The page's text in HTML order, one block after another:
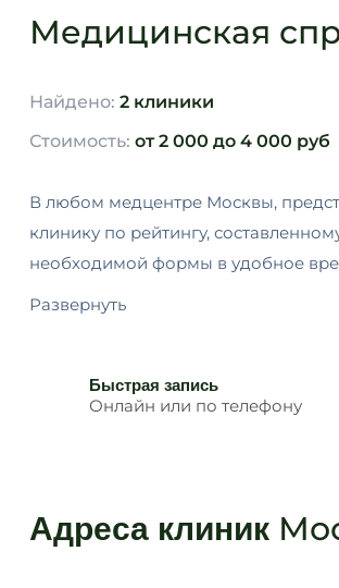
Медицинская
Найдено: 2 клиники
Стоимость: от 2 000 до 4 000 руб
В любом медцентре Москвы,
клинику по рейтингу,
необходимой формы в удобное
Развернуть
Быстрая запись
Онлайн или по телефону
Адреса клиник